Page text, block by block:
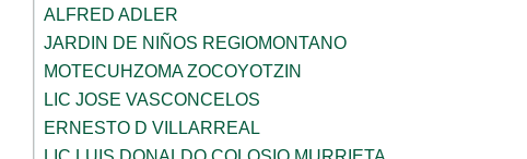
ALFRED ADLER
JARDIN DE NIÑOS REGIOMONTANO
MOTECUHZOMA ZOCOYOTZIN
LIC JOSE VASCONCELOS
ERNESTO D VILLARREAL